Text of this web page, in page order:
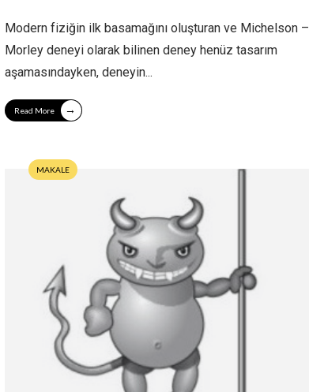
Modern fiziğin ilk basamağını oluşturan ve Michelson –
Morley deneyi olarak bilinen deney henüz tasarım
aşamasındayken, deneyin...
Read More →
MAKALE